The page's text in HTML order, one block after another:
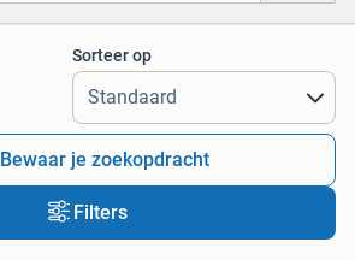
Alle afstanden…
Sorteer op
Bewaar je zoekopdracht
Filters